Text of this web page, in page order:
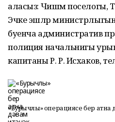
аласыз: Чишмә поселогы,
Эчке эшләр
буенча административ
полиция начальнигы
капитаны Р. Р. Исхаков,
«Бурычлы» операциясе бер атна